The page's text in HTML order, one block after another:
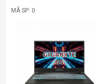
MÃ SP: 0